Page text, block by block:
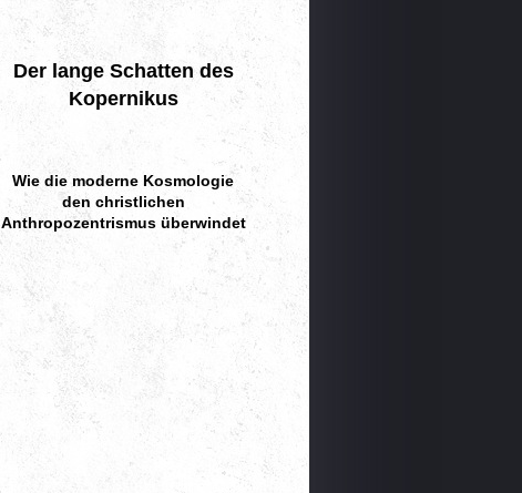
Der lange Schatten des
Kopernikus
Wie die moderne Kosmologie
den christlichen
Anthropozentrismus überwindet